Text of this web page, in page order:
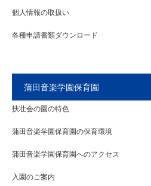
個人情報の取扱い
各種申請書類ダウンロード
蒲田音楽学園保育園
扶壮会の園の特色
蒲田音楽学園保育園の保育環境
蒲田音楽学園保育園へのアクセス
入園のご案内